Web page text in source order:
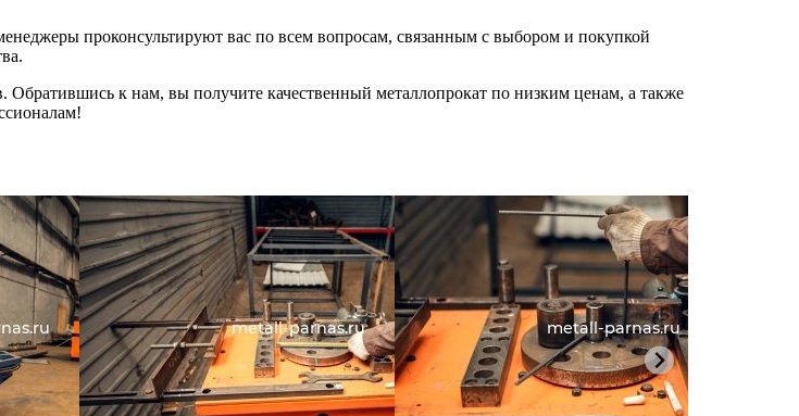
проконсультируют вас по всем вопросам, связанным с выбором и покупкой
к нам, вы получите качественный металлопрокат по низким ценам, а также